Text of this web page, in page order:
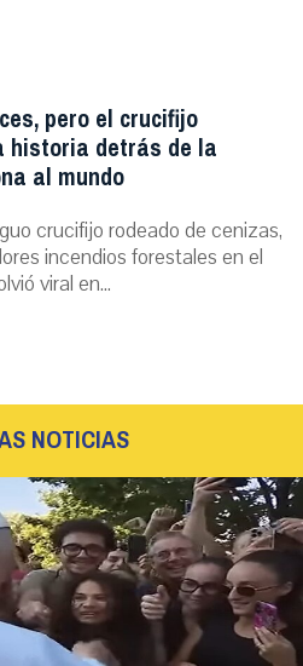
pero el crucifijo
historia detrás de la
al mundo
crucifijo rodeado de cenizas,
incendios forestales en el
viral en...
NOTICIAS